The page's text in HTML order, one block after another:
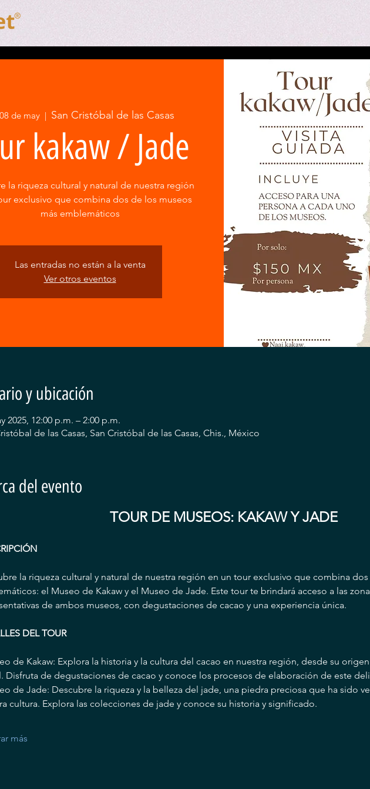
de may
  |
San Cristóbal de las Casas
kakaw / Jade
la riqueza cultural y natural de nuestra región
exclusivo que combina dos de los museos
más emblemáticos
Las entradas no están a la venta
Ver otros eventos
y ubicación
2025, 12:00 p.m. – 2:00 p.m.
de las Casas, San Cristóbal de las Casas, Chis., México
del evento
TOUR DE MUSEOS: KAKAW Y JADE
la riqueza cultural y natural de nuestra región en un tour exclusivo que combina
el Museo de Kakaw y el Museo de Jade. Este tour te brindará acceso a las
de ambos museos, con degustaciones de cacao y una experiencia única.
DEL TOUR
de Kakaw: Explora la historia y la cultura del cacao en nuestra región, desde su
Disfruta de degustaciones de cacao y conoce los procesos de elaboración de este
de Jade: Descubre la riqueza y la belleza del jade, una piedra preciosa que ha sido
cultura. Explora las colecciones de jade y conoce su historia y significado.
más